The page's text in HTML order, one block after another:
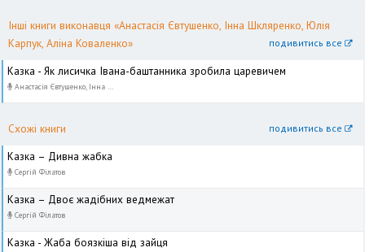
Інші книги виконавця «Анастасія Євтушенко, Інна Шкляренко, Юлія
Карпук, Аліна Коваленко»
подивитись все
Казка - Як лисичка Івана-баштанника зробила царевичем
Анастасія Євтушенко, Інна Шкляренко, Юлія Карпук, Аліна Коваленко
Схожі книги подивитись все
Казка – Дивна жабка
Сергій Філатов
Казка – Двоє жадібних ведмежат
Сергій Філатов
Казка - Жаба боязкіша від зайця